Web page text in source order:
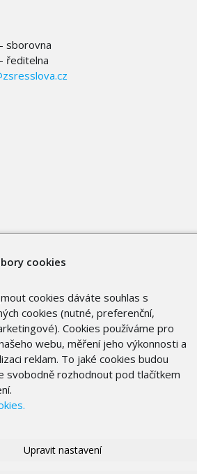
sborovna
ředitelna
cookies
cookies dáváte souhlas s
cookies (nutné, preferenční,
Cookies používáme pro
webu, měření jeho výkonnosti a
reklam. To jaké cookies budou
svobodně rozhodnout pod tlačítkem
Upravit nastavení